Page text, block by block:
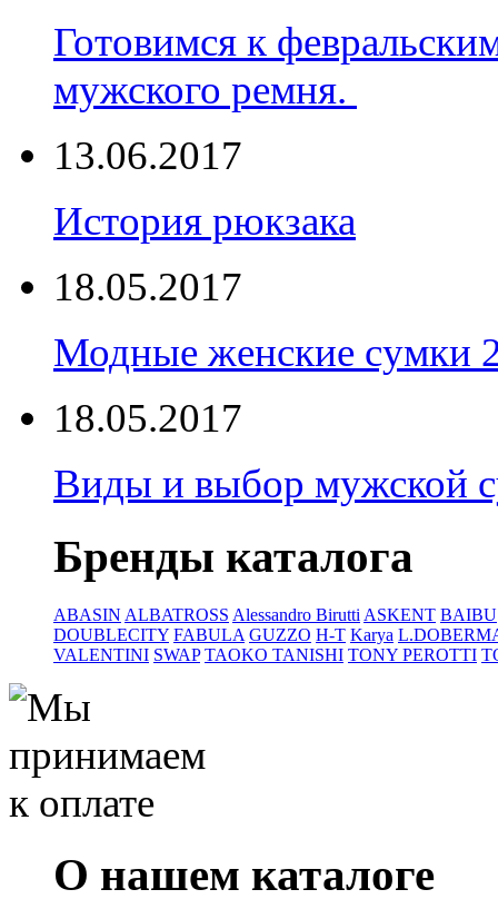
Готовимся к
мужского ремня.
13.06.2017
История рюкзака
18.05.2017
Модные женские сумки
18.05.2017
Виды и выбор мужской
Бренды каталога
ABASIN ALBATROSS Alessandro Birutti ASKENT BAIBU
DOUBLECITY FABULA GUZZO H-T Karya
VALENTINI SWAP TAOKO TANISHI TONY PEROTTI
О нашем каталоге